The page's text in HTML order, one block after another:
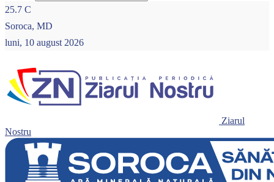
25.7 C
Soroca, MD
luni, 10 august 2026
Ziarul
Nostru